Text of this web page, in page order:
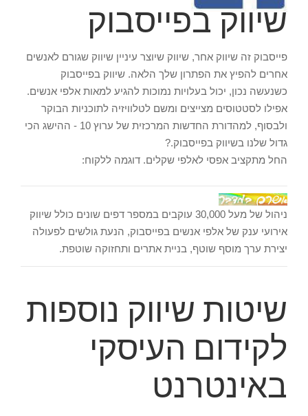
שיווק בפייסבוק
פייסבוק זה שיווק אחר, שיווק שיוצר עיניין שיווק שגורם לאנשים
אחרים להפיץ את הפתרון שלך הלאה. שיווק בפייסבוק
כשנעשה נכון, יכול בעלויות נמוכות להגיע למאות אלפי אנשים.
אפילו לסטטוסים מצייצים ומשם לטלוויזיה לתוכניות הבוקר
ולבסוף, למהדורת החדשות המרכזית של ערוץ 10 - ההישג הכי
גדול שלנו בשיווק בפייסבוק.?
החל מתקציב אפסי לאלפי שקלים. דוגמה ללקוח:
ניהול של מעל 30,000 עוקבים במספר דפים שונים כולל שיווק
אירועי ענק של אלפי אנשים בפייסבוק, הנעת גולשים לפעולה
יצירת ערך מוסף שוטף, בניית אתרים ותחזוקה שוטפת.
שיטות שיווק נוספות
לקידום העיסקי
באינטרנט